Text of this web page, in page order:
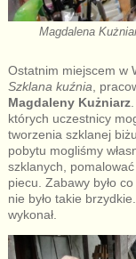
Magdalena
Ostatnim miejscem w
Szklana kuźnia,
Magdaleny Kużniarz
których uczestnicy
tworzenia szklanej
pobytu mogliśmy
szklanych,
piecu. Zabawy było
nie było takie
wykonał.